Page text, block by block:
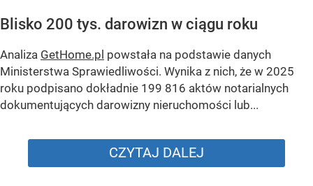
Blisko 200 tys. darowizn w ciągu roku
Analiza GetHome.pl powstała na podstawie danych
Ministerstwa Sprawiedliwości. Wynika z nich, że w 2025
roku podpisano dokładnie 199 816 aktów notarialnych
dokumentujących darowizny nieruchomości lub...
CZYTAJ DALEJ